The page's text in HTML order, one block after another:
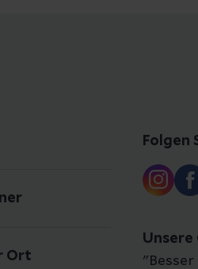
Ort
Folgen